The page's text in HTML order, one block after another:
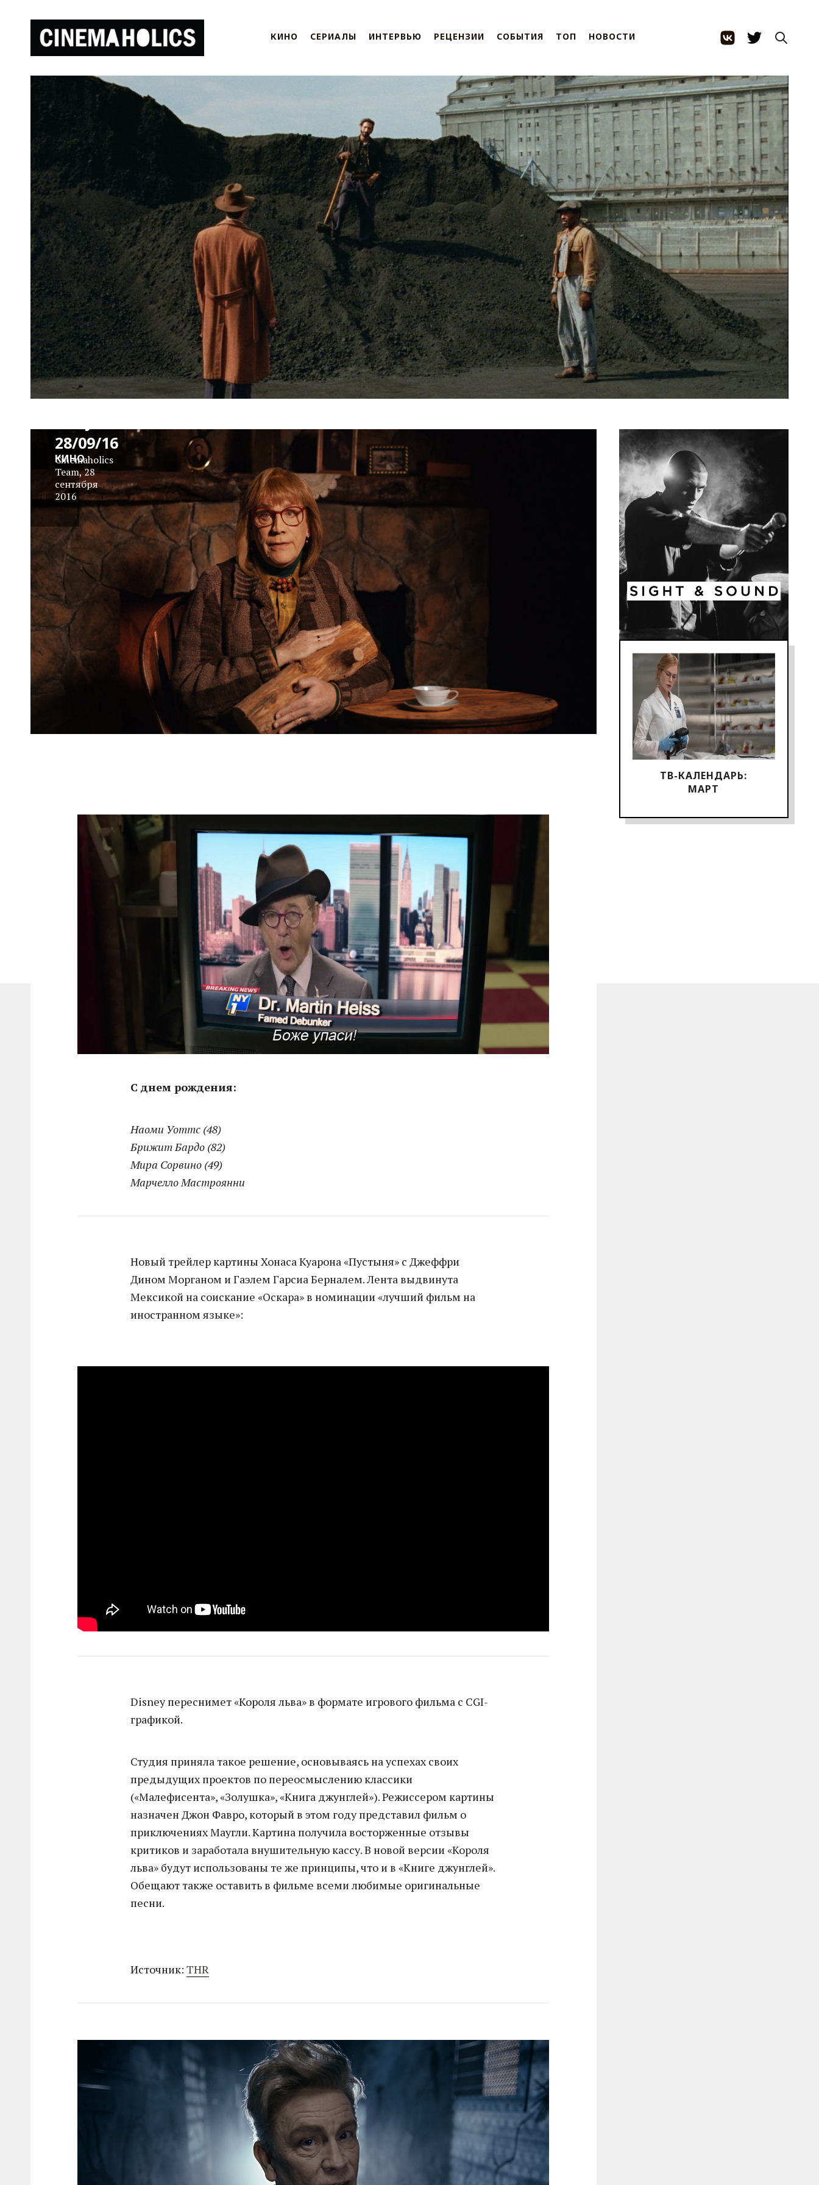
КИНО СЕРИАЛЫ ИНТЕРВЬЮ РЕЦЕНЗИИ СОБЫТИЯ ТОП НОВОСТИ
ТВ-КАЛЕНДАРЬ:
МАРТ
News
Block
28/09/16
Cinemaholics
Team,28
сентября
2016
КИНО
С днем рождения:
Наоми Уоттс (48)
Брижит Бардо (82)
Мира Сорвино (49)
Марчелло Мастроянни
Новый трейлер картины Хонаса Куарона «Пустыня» с Джеффри
Дином Морганом и Гаэлем Гарсиа Берналем. Лента выдвинута
Мексикой на соискание «Оскара» в номинации «лучший фильм на
иностранном языке»:
Disney переснимет «Короля льва» в формате игрового фильма с CGI-
графикой.
Студия приняла такое решение, основываясь на успехах своих
предыдущих проектов по переосмыслению классики
(«Малефисента», «Золушка», «Книга джунглей»). Режиссером картины
назначен Джон Фавро, который в этом году представил фильм о
приключениях Маугли. Картина получила восторженные отзывы
критиков и заработала внушительную кассу. В новой версии «Короля
льва» будут использованы те же принципы, что и в «Книге джунглей».
Обещают также оставить в фильме всеми любимые оригинальные
песни.
Источник:THR